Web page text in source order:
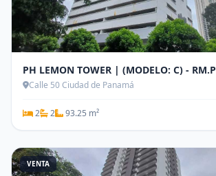
PH LEMON TOWER | (MODELO: C) - RM.P
Calle 50 Ciudad de Panamá
2 2 93.25 m²
VENTA